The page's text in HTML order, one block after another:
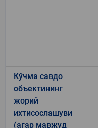
Кўчма савдо
объектининг
жорий
ихтисослашуви
(агар мавжуд